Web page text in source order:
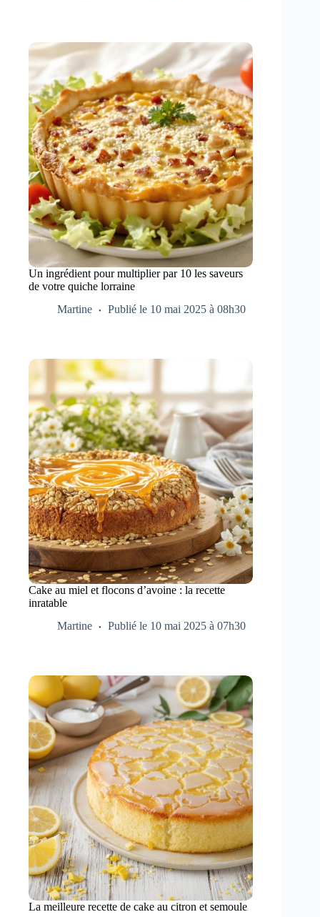
Un ingrédient pour multiplier par 10 les saveurs
de votre quiche lorraine
Martine
Publié le 10 mai 2025 à 08h30
Cake au miel et flocons d’avoine : la recette
inratable
Martine
Publié le 10 mai 2025 à 07h30
La meilleure recette de cake au citron et semoule